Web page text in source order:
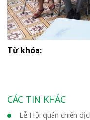
Từ khóa:
CÁC TIN KHÁC
Lễ Hội quân chiến